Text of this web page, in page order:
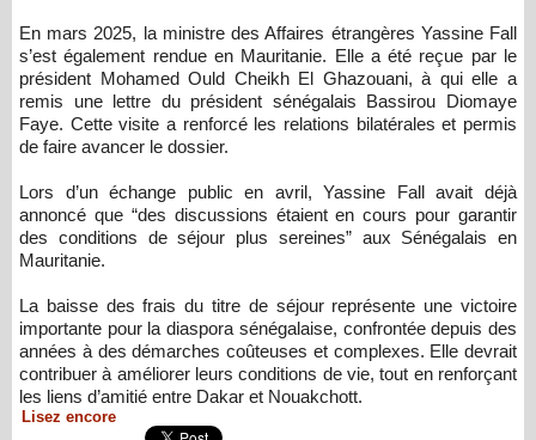
En mars 2025, la ministre des Affaires étrangères Yassine Fall
s’est également rendue en Mauritanie. Elle a été reçue par le
président Mohamed Ould Cheikh El Ghazouani, à qui elle a
remis une lettre du président sénégalais Bassirou Diomaye
Faye. Cette visite a renforcé les relations bilatérales et permis
de faire avancer le dossier.
Lors d’un échange public en avril, Yassine Fall avait déjà
annoncé que “des discussions étaient en cours pour garantir
des conditions de séjour plus sereines” aux Sénégalais en
Mauritanie.
La baisse des frais du titre de séjour représente une victoire
importante pour la diaspora sénégalaise, confrontée depuis des
années à des démarches coûteuses et complexes. Elle devrait
contribuer à améliorer leurs conditions de vie, tout en renforçant
les liens d’amitié entre Dakar et Nouakchott.
Lisez encore